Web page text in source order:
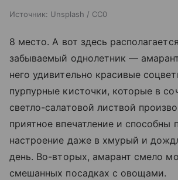
Источник: Unsplash / CC0
8 место. А вот здесь
забываемый однолетник —
него удивительно красивые
пурпурные кисточки, которые в
светло-салатовой листвой
приятное впечатление и способны
настроение даже в хмурый и
день. Во-вторых, амарант смело
смешанных посадках с овощами.